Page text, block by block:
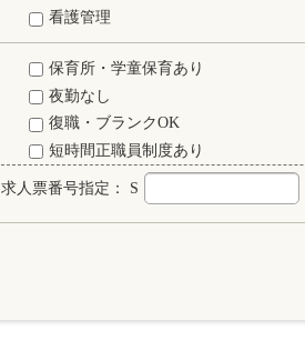
看護管理
保育所・学童保育あり
夜勤なし
復職・ブランクOK
短時間正職員制度あり
求人票番号指定： S